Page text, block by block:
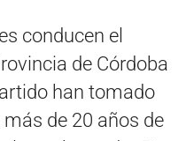
conducen el
de Córdoba
han tomado
más de 20 años de